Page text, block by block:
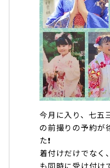
今月に入り、七五
の前撮りの予約が
た❗
着付けだけでなく